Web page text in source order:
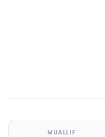
MUALLIF